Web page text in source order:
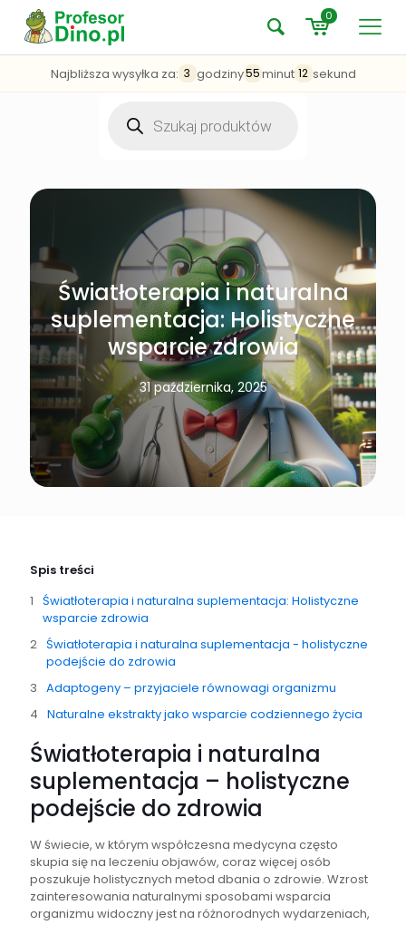
0
Najbliższa wysyłka za: 3 godziny55minut 12 sekund
produktów
Światłoterapia i naturalna
suplementacja: Holistyczne
wsparcie zdrowia
31 października, 2025
Spis treści
Światłoterapia i naturalna suplementacja: Holistyczne
wsparcie zdrowia
Światłoterapia i naturalna suplementacja - holistyczne
podejście do zdrowia
Adaptogeny – przyjaciele równowagi organizmu
Naturalne ekstrakty jako wsparcie codziennego życia
Światłoterapia i naturalna
suplementacja – holistyczne
podejście do zdrowia
W świecie, w którym współczesna medycyna często
skupia się na leczeniu objawów, coraz więcej osób
poszukuje holistycznych metod dbania o zdrowie. Wzrost
zainteresowania naturalnymi sposobami wsparcia
organizmu widoczny jest na różnorodnych wydarzeniach,